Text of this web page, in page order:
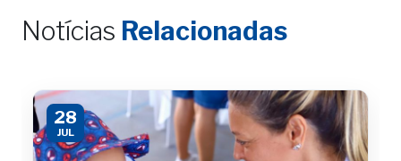
Notícias Relacionadas
28
JUL